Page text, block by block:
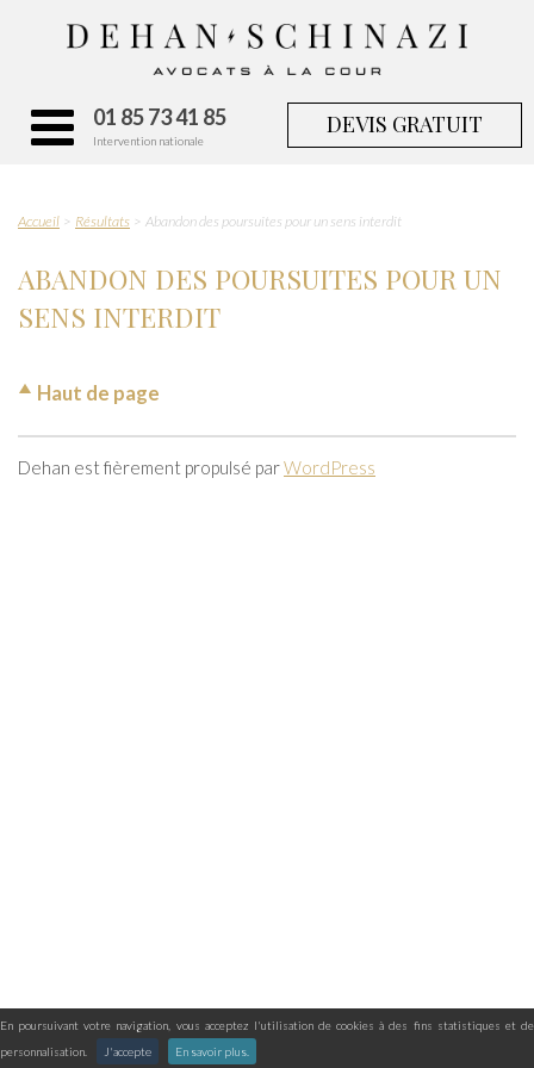
En poursuivant votre navigation, vous acceptez l'utilisation de cookies à des fins statistiques et de
personnalisation.
J'accepte En savoir plus.
01 85 73 41 85
Intervention nationale
DEVIS GRATUIT
Accueil Résultats Abandon des poursuites pour un sens interdit
ABANDON DES POURSUITES POUR UN
SENS INTERDIT
Haut de page
Dehan est fièrement propulsé parWordPress